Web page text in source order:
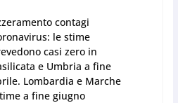
contagi
le stime
casi zero in
e Umbria a fine
Lombardia e Marche
a fine giugno